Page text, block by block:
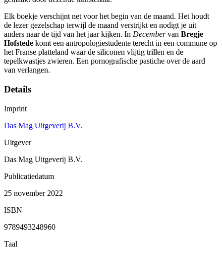
Elk boekje verschijnt net voor het begin van de maand. Het houdt
de lezer gezelschap terwijl de maand verstrijkt en nodigt je uit
anders naar de tijd van het jaar kijken. In Decembervan Bregje
Hofstede komt een antropologiestudente terecht in een commune op
het Franse platteland waar de siliconen vlijtig trillen en de
tepelkwastjes zwieren. Een pornografische pastiche over de aard
van verlangen.
Details
Imprint
Das Mag Uitgeverij B.V.
Uitgever
Das Mag Uitgeverij B.V.
Publicatiedatum
25 november 2022
ISBN
9789493248960
Taal